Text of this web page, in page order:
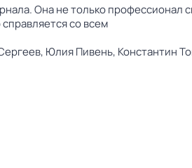
Она не только профессионал
со всем
Юлия Пивень, Константин